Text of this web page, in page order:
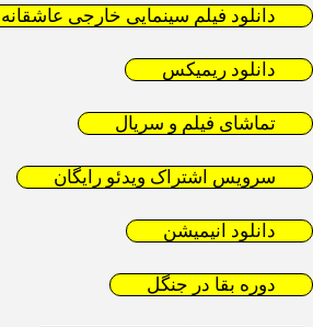
دانلود فیلم سینمایی خارجی عاشقانه
دانلود ریمیکس
تماشای فیلم و سریال
سرویس اشتراک ویدئو رایگان
دانلود انیمیشن
دوره بقا در جنگل